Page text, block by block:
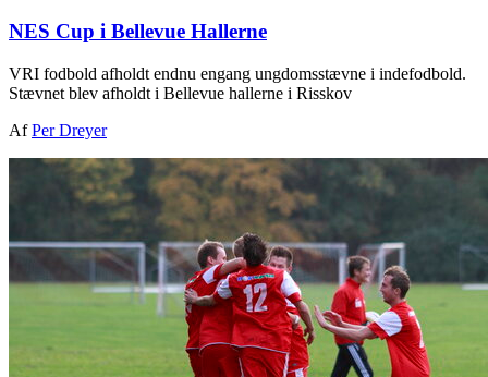
NES Cup i Bellevue Hallerne
VRI fodbold afholdt endnu engang ungdomsstævne i indefodbold.
Stævnet blev afholdt i Bellevue hallerne i Risskov
AfPer Dreyer